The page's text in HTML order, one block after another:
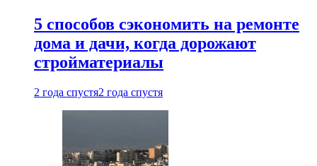
5 способов сэкономить на ремонте
дома и дачи, когда дорожают
стройматериалы
2 года спустя2 года спустя